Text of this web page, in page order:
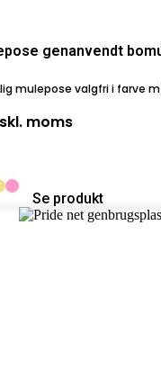
genanvendt
mulepose valgfri i farve
moms
Se produkt